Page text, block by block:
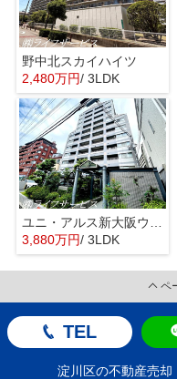
野中北スカイハイツ
2,480万円/ 3LDK
3,880万円/ 3LDK
ペ
TEL
淀川区の不動産売却